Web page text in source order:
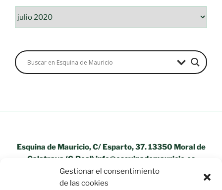
Gestionar el consentimiento
de las cookies
Esquina de Mauricio, C/ Esparto, 37. 13350 Moral de
Calatrava (C.Real) info@esquinademauricio.es
«Aviso Legal»